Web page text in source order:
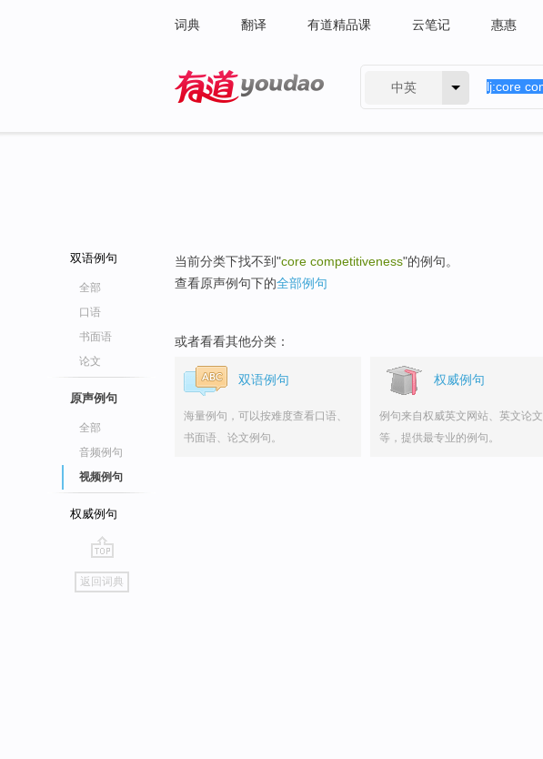
词典 翻译 有道精品课 云笔记 惠惠
中英
双语例句
全部
口语
书面语
论文
原声例句
全部
音频例句
视频例句
权威例句
go
top
返回词典
当前分类下找不到"core competitiveness"的例句。
查看原声例句下的全部例句
或者看看其他分类：
双语例句
海量例句，可以按难度查看口语、
书面语、论文例句。
权威例句
例句来自权威英文网站、英文论文
等，提供最专业的例句。